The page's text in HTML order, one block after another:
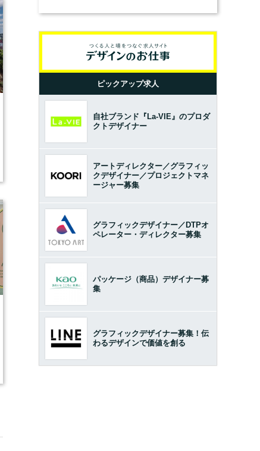
ピックアップ求人
自社ブランド『La-VIE』のプロダ
クトデザイナー
アートディレクター／グラフィッ
クデザイナー／プロジェクトマネ
ージャー募集
グラフィックデザイナー／DTPオ
ペレーター・ディレクター募集
パッケージ（商品）デザイナー募
集
グラフィックデザイナー募集！伝
わるデザインで価値を創る